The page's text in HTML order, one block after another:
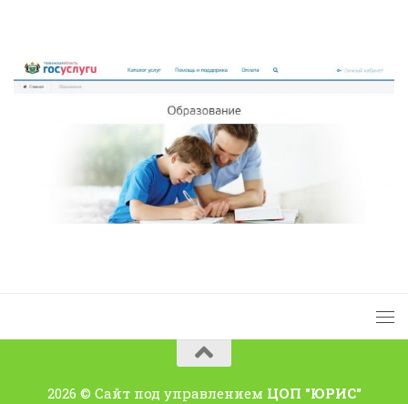
2026 © Сайт под управлением ЦОП "ЮРИС"